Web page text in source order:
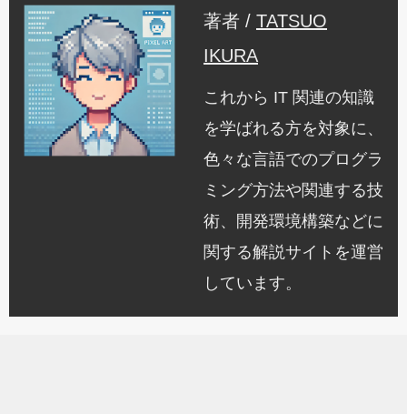
著者 / TATSUO
IKURA
これから IT 関連の知識
を学ばれる方を対象に、
色々な言語でのプログラ
ミング方法や関連する技
術、開発環境構築などに
関する解説サイトを運営
しています。